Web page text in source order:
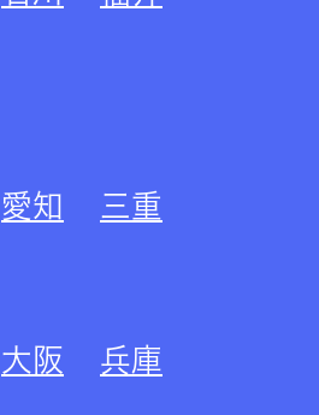
愛知 三重
大阪
兵庫